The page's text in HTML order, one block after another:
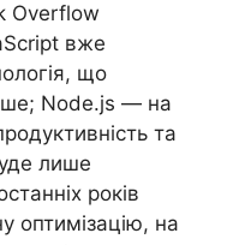
Overflow
вже
що
Node.js — на
та
лише
років
оптимізацію, на